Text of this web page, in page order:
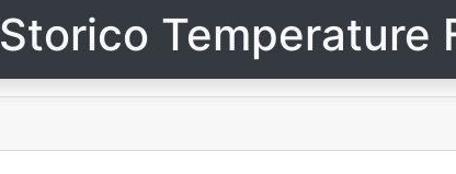
Storico Temperature